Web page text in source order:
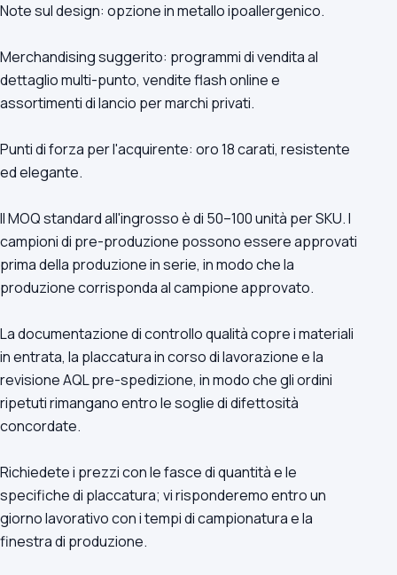
Note sul design: opzione in metallo ipoallergenico.
Merchandising suggerito: programmi di vendita al
dettaglio multi-punto, vendite flash online e
assortimenti di lancio per marchi privati.
Punti di forza per l'acquirente: oro 18 carati, resistente
ed elegante.
Il MOQ standard all'ingrosso è di 50–100 unità per SKU. I
campioni di pre-produzione possono essere approvati
prima della produzione in serie, in modo che la
produzione corrisponda al campione approvato.
La documentazione di controllo qualità copre i materiali
in entrata, la placcatura in corso di lavorazione e la
revisione AQL pre-spedizione, in modo che gli ordini
ripetuti rimangano entro le soglie di difettosità
concordate.
Richiedete i prezzi con le fasce di quantità e le
specifiche di placcatura; vi risponderemo entro un
giorno lavorativo con i tempi di campionatura e la
finestra di produzione.